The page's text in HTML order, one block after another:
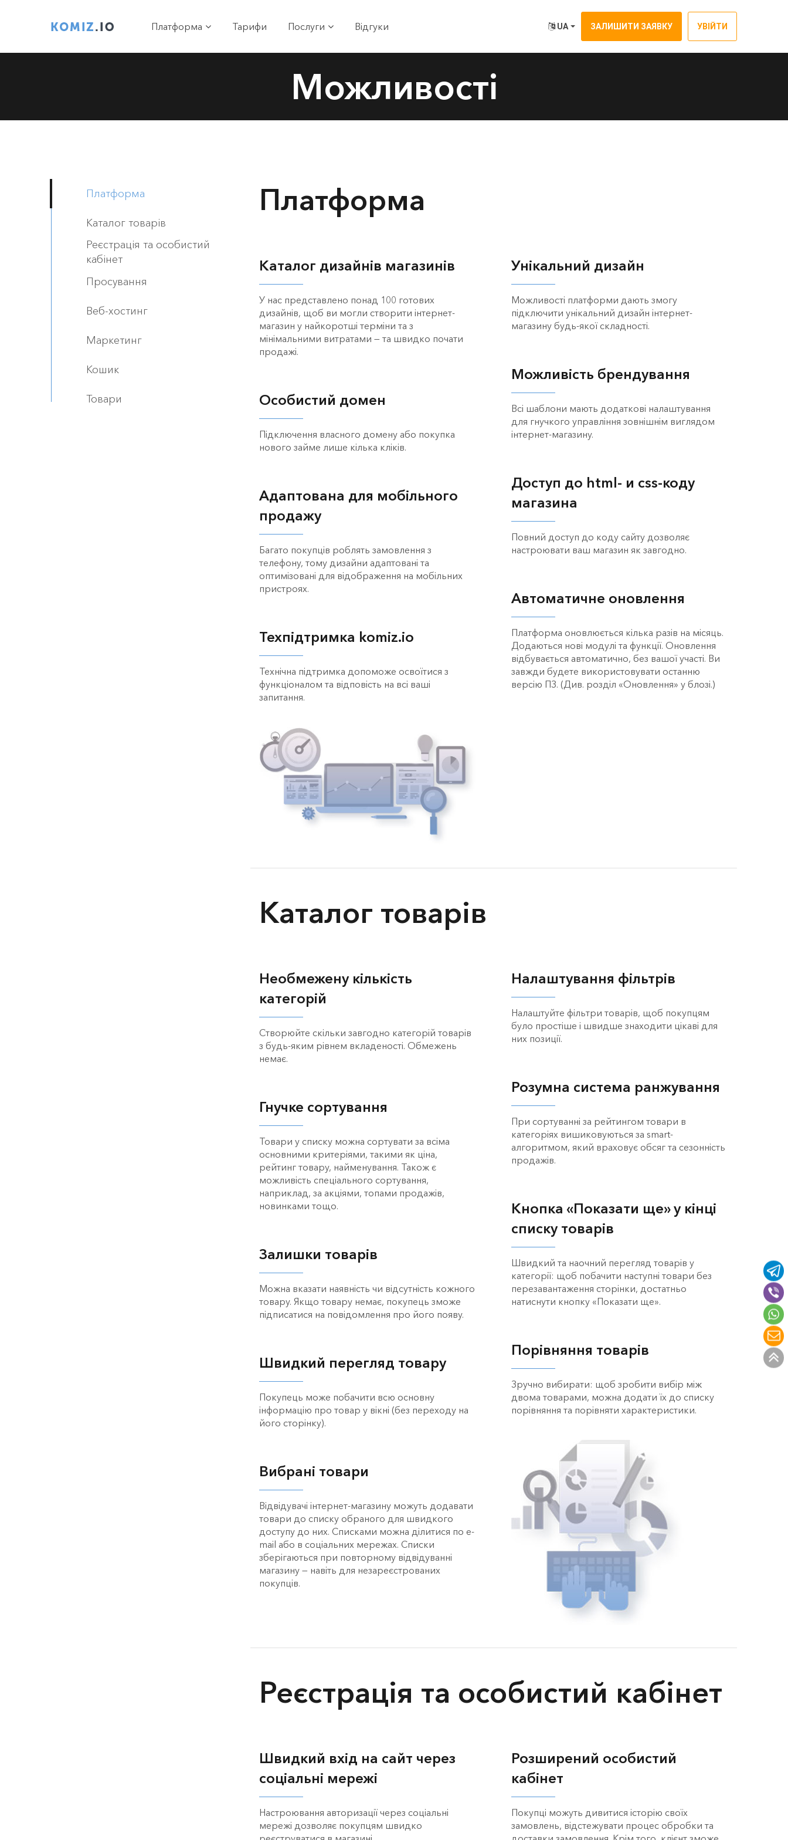
Платформа Тарифи Послуги Відгуки UA ЗАЛИШИТИ ЗАЯВКУ УВІЙТИ
Можливості
Платформа
Каталог товарів
Реєстрація та особистий
кабінет
Просування
Веб-хостинг
Маркетинг
Кошик
Товари
Платформа
Каталог дизайнів магазинів
У нас представлено понад 100 готових
дизайнів, щоб ви могли створити інтернет-
магазин у найкоротші терміни та з
мінімальними витратами — та швидко почати
продажі.
Особистий домен
Підключення власного домену або покупка
нового займе лише кілька кліків.
Адаптована для мобільного
продажу
Багато покупців роблять замовлення з
телефону, тому дизайни адаптовані та
оптимізовані для відображення на мобільних
пристроях.
Техпідтримка komiz.io
Технічна підтримка допоможе освоїтися з
функціоналом та відповість на всі ваші
запитання.
Унікальний дизайн
Можливості платформи дають змогу
підключити унікальний дизайн інтернет-
магазину будь-якої складності.
Можливість брендування
Всі шаблони мають додаткові налаштування
для гнучкого управління зовнішнім виглядом
інтернет-магазину.
Доступ до html- и css-коду
магазина
Повний доступ до коду сайту дозволяє
настроювати ваш магазин як завгодно.
Автоматичне оновлення
Платформа оновлюється кілька разів на місяць.
Додаються нові модулі та функції. Оновлення
відбувається автоматично, без вашої участі. Ви
завжди будете використовувати останню
версію ПЗ. (Див. розділ «Оновлення» у блозі.)
Каталог товарів
Необмежену кількість
категорій
Створюйте скільки завгодно категорій товарів
з будь-яким рівнем вкладеності. Обмежень
немає.
Гнучке сортування
Товари у списку можна сортувати за всіма
основними критеріями, такими як ціна,
рейтинг товару, найменування. Також є
можливість спеціального сортування,
наприклад, за акціями, топами продажів,
новинками тощо.
Залишки товарів
Можна вказати наявність чи відсутність кожного
товару. Якщо товару немає, покупець зможе
підписатися на повідомлення про його появу.
Швидкий перегляд товару
Покупець може побачити всю основну
інформацію про товар у вікні (без переходу на
його сторінку).
Вибрані товари
Відвідувачі інтернет-магазину можуть додавати
товари до списку обраного для швидкого
доступу до них. Списками можна ділитися по e-
mail або в соціальних мережах. Списки
зберігаються при повторному відвідуванні
магазину — навіть для незареєстрованих
покупців.
Налаштування фільтрів
Налаштуйте фільтри товарів, щоб покупцям
було простіше і швидше знаходити цікаві для
них позиції.
Розумна система ранжування
При сортуванні за рейтингом товари в
категоріях вишиковуються за smart-
алгоритмом, який враховує обсяг та сезонність
продажів.
Кнопка «Показати ще» у кінці
списку товарів
Швидкий та наочний перегляд товарів у
категорії: щоб побачити наступні товари без
перезавантаження сторінки, достатньо
натиснути кнопку «Показати ще».
Порівняння товарів
Зручно вибирати: щоб зробити вибір між
двома товарами, можна додати їх до списку
порівняння та порівняти характеристики.
Реєстрація та особистий кабінет
Швидкий вхід на сайт через
соціальні мережі
Настроювання авторизації через соціальні
мережі дозволяє покупцям швидко
Розширений особистий
кабінет
Покупці можуть дивитися історію своїх
замовлень, відстежувати процес обробки та